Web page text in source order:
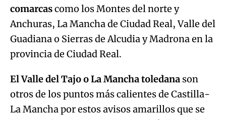
comarcascomo los Montes del norte y
Anchuras, La Mancha de Ciudad Real, Valle del
Guadiana o Sierras de Alcudia y Madrona en la
provincia de Ciudad Real.
El Valle del Tajo o La Mancha toledana son
otros de los puntos más calientes de Castilla-
La Mancha por estos avisos amarillos que se